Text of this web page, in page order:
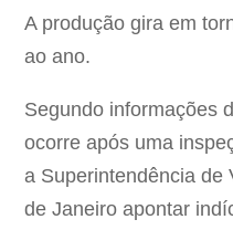
A produção gira em
ao ano.
Segundo informações
ocorre após uma
a Superintendência de
de Janeiro apontar